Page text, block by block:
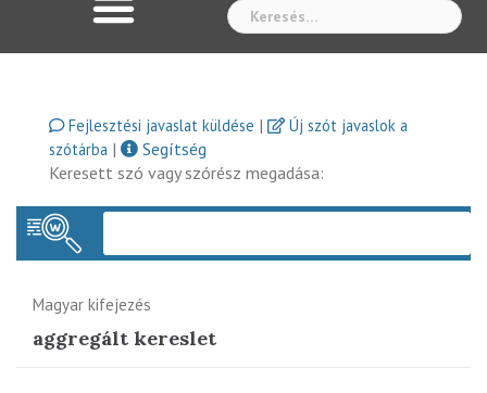
Fejlesztési javaslat küldése |
Új szót javaslok a
szótárba |
Segítség
Keresett szó vagy szórész megadása:
Magyar kifejezés
aggregált kereslet